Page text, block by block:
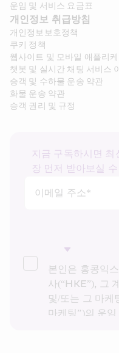
운임 및 서비스 요금표
개인정보 취급방침
개인정보보호정책
쿠키 정책
웹사이트 및 모바일 애플리
챗봇 및 실시간 채팅 서비스
승객 및 수하물 운송 약관
화물 운송 약관
승객 권리 및 규정
지금 구독하시면 최
장 먼저 받아보실
이메일 주소*
본인은 홍콩익
사(“HKE”), 그
및/또는 그 마케
마케팅”)의 운